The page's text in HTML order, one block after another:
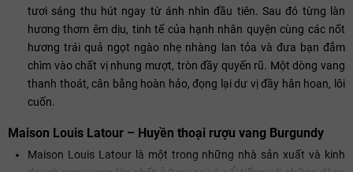
tươi sáng thu hút ngay từ ánh nhìn đầu tiên. Sau đó từng làn
hương thơm êm dịu, tinh tế của hạnh nhân quyện cùng các nốt
hương trái quả ngọt ngào nhẹ nhàng lan tỏa và đưa bạn đắm
chìm vào chất vị nhung mượt, tròn đầy quyến rũ. Một dòng vang
thanh thoát, cân bằng hoàn hảo, đọng lại dư vị đầy hân hoan, lôi
cuốn.
Maison Louis Latour – Huyền thoại rượu vang Burgundy
Maison Louis Latour là một trong những nhà sản xuất và kinh